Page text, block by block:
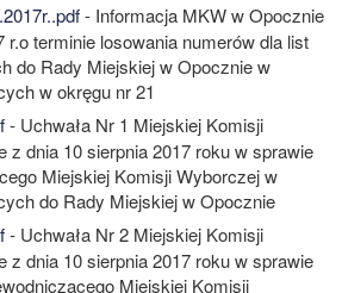
- Informacja MKW w Opocznie
r.o terminie losowania numerów dla list
do Rady Miejskiej w Opocznie w
w okręgu nr 21
- Uchwała Nr 1 Miejskiej Komisji
z dnia 10 sierpnia 2017 roku w sprawie
Miejskiej Komisji Wyborczej w
do Rady Miejskiej w Opocznie
- Uchwała Nr 2 Miejskiej Komisji
z dnia 10 sierpnia 2017 roku w sprawie
Miejskiej Komisji